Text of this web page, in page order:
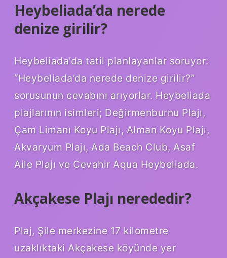
Heybeliada’da nerede
denize girilir?
Heybeliada’da tatil planlayanlar soruyor:
“Heybeliada’da nerede denize girilir?”
sorusunun cevabını arıyorlar. Heybeliada
plajlarının isimleri; Değirmenburnu Plajı,
Çam Limanı Koyu Plajı, Alman Koyu Plajı,
Akvaryum Plajı, Ada Beach Club, Asaf
Aile Plajı ve Cevahir Aqua Heybeliada.
Akçakese Plajı nerededir?
Plaj, Şile merkezine 17 kilometre
uzaklıktaki Akçakese köyünde yer